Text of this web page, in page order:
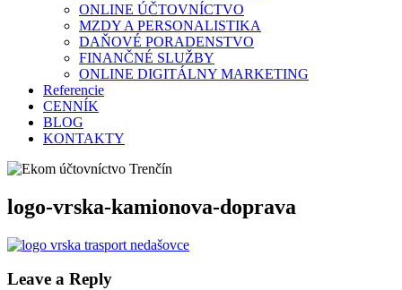
ONLINE ÚČTOVNÍCTVO
MZDY A PERSONALISTIKA
DAŇOVÉ PORADENSTVO
FINANČNÉ SLUŽBY
ONLINE DIGITÁLNY MARKETING
Referencie
CENNÍK
BLOG
KONTAKTY
logo-vrska-kamionova-doprava
Leave a Reply